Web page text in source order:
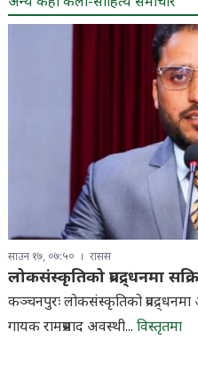
साउन १७, ०७:५० रासस
लोकसंस्कृतिको प्रवद्र्धनमा
कञ्चनपुरः लोकसंस्कृतिको
गायक रामप्रसाद अवस्थी... विस्तृतमा